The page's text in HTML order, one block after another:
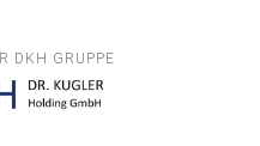
DKH GRUPPE